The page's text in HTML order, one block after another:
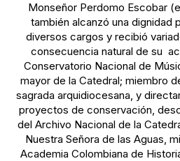
Monseñor Perdomo Escobar
también alcanzó una dignidad
diversos cargos y recibió
consecuencia natural de su
Conservatorio Nacional de
mayor de la Catedral; miembro
sagrada arquidiocesana, y
proyectos de conservación,
del Archivo Nacional de la
Nuestra Señora de las Aguas,
Academia Colombiana de